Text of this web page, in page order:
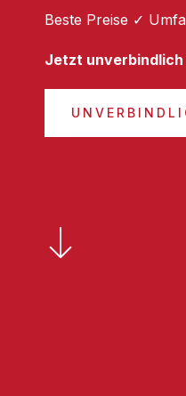
Beste Preise ✓
Jetzt